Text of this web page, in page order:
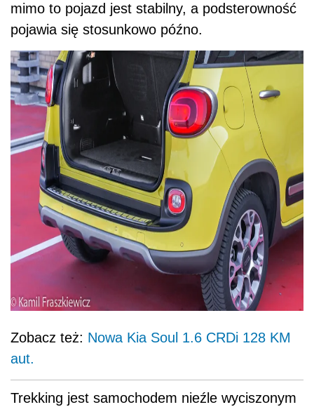
mimo to pojazd jest stabilny, a podsterowność
pojawia się stosunkowo późno.
Zobacz też: Nowa Kia Soul 1.6 CRDi 128 KM
aut.
Trekking jest samochodem nieźle wyciszonym